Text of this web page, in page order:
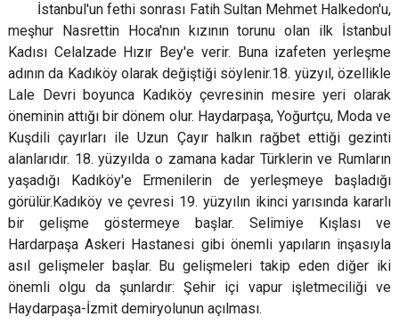
İstanbul'un fethi sonrası Fatih Sultan Mehmet Halkedon'u,
meşhur Nasrettin Hoca'nın kızının torunu olan ilk İstanbul
Kadısı Celalzade Hızır Bey'e verir. Buna izafeten yerleşme
adının da Kadıköy olarak değiştiği söylenir.18. yüzyıl, özellikle
Lale Devri boyunca Kadıköy çevresinin mesire yeri olarak
öneminin attığı bir dönem olur. Haydarpaşa, Yoğurtçu, Moda ve
Kuşdili çayırları ile Uzun Çayır halkın rağbet ettiği gezinti
alanlarıdır. 18. yüzyılda o zamana kadar Türklerin ve Rumların
yaşadığı Kadıköy'e Ermenilerin de yerleşmeye başladığı
görülür.Kadıköy ve çevresi 19. yüzyılın ikinci yarısında kararlı
bir gelişme göstermeye başlar. Selimiye Kışlası ve
Hardarpaşa Askeri Hastanesi gibi önemli yapıların inşasıyla
asıl gelişmeler başlar. Bu gelişmeleri takip eden diğer iki
önemli olgu da şunlardır: Şehir içi vapur işletmeciliği ve
Haydarpaşa-İzmit demiryolunun açılması.